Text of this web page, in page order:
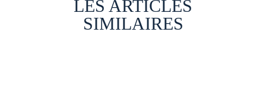
LES ARTICLES
SIMILAIRES